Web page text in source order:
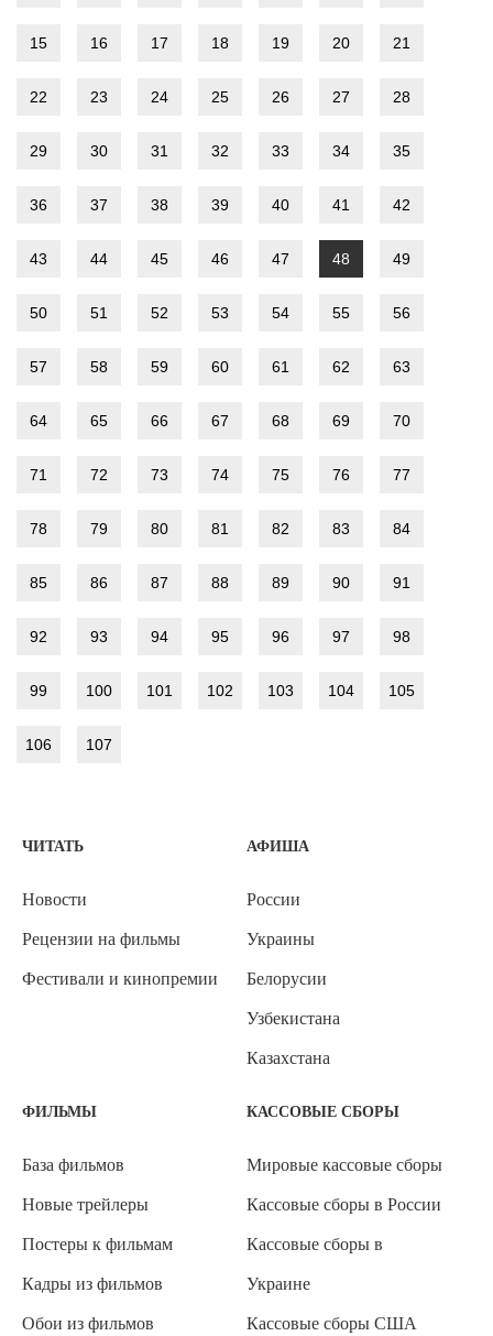
15 16 17 18 19 20 21
22 23 24 25 26 27 28
29 30 31 32 33 34 35
36 37 38 39 40 41 42
43 44 45 46 47 48 49
50 51 52 53 54 55 56
57 58 59 60 61 62 63
64 65 66 67 68 69 70
71 72 73 74 75 76 77
78 79 80 81 82 83 84
85 86 87 88 89 90 91
92 93 94 95 96 97 98
99 100 101 102 103 104 105
106 107
ЧИТАТЬ
Новости
Рецензии на фильмы
Фестивали и кинопремии
АФИША
России
Украины
Белорусии
Узбекистана
Казахстана
ФИЛЬМЫ
База фильмов
Новые трейлеры
Постеры к фильмам
Кадры из фильмов
Обои из фильмов
КАССОВЫЕ СБОРЫ
Мировые кассовые сборы
Кассовые сборы в России
Кассовые сборы в
Украине
Кассовые сборы США